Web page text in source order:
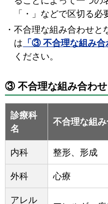
「・」などで区切る必
不合理な組み合わせと
は 「③ 不合理な組み合
ください。
③ 不合理な組み合わ
診療科
名
不合理な組
内科 整形、形成
外科 心療
アレル